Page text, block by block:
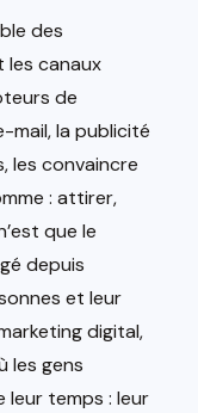
des
les canaux
de
mail, la publicité
les convaincre
: attirer,
que le
depuis
et leur
digital,
les gens
leur temps : leur